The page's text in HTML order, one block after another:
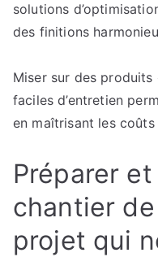
solutions
des finitions
Miser sur des produits
faciles d’entretien
en maîtrisant les coûts
Préparer
chantier
projet qui